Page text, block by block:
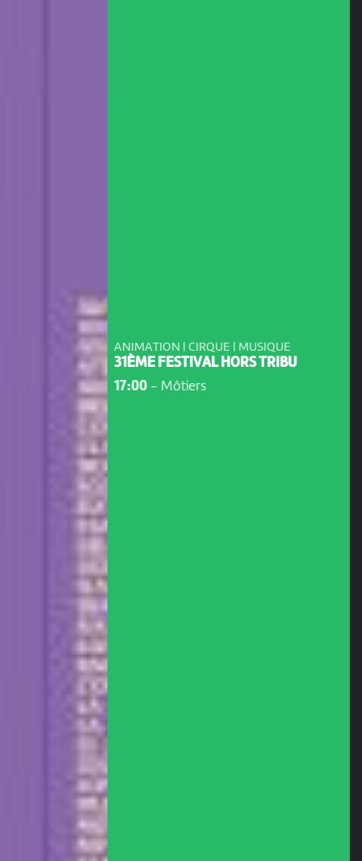
ANIMATION | CIRQUE | MUSIQUE
31ÈME FESTIVAL HORS TRIBU
17:00- Môtiers